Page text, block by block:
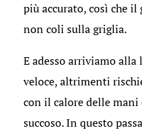
più accurato, così che
non coli sulla griglia.
E adesso arriviamo alla
veloce, altrimenti
con il calore delle
succoso. In questo